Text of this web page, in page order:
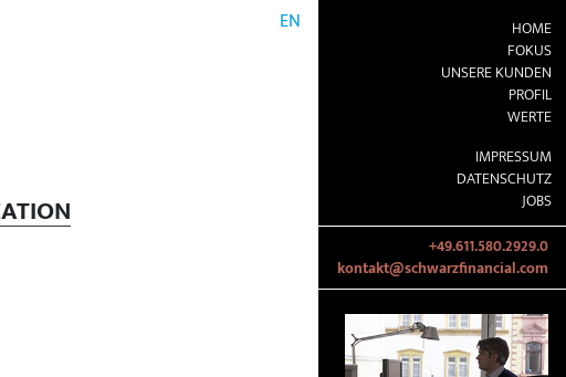
EN
HOME
FOKUS
UNSERE KUNDEN
PROFIL
WERTE
IMPRESSUM
DATENSCHUTZ
JOBS
+49.611.580.2929.0
kontakt@schwarzfinancial.com